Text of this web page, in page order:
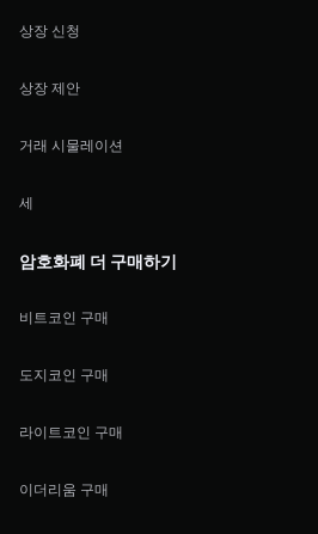
상장 신청
상장 제안
거래 시물레이션
세
암호화폐 더 구매하기
비트코인 구매
도지코인 구매
라이트코인 구매
이더리움 구매